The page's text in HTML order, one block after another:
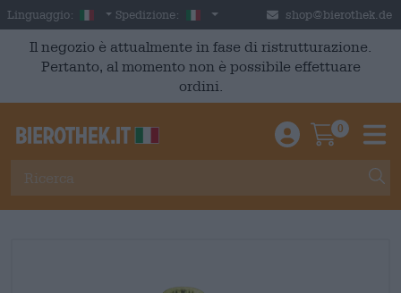
Skip to main content
Linguaggio: Italian
Spedizione: Italia shop@bierothek.de
Il negozio è attualmente in fase di ristrutturazione.
Pertanto, al momento non è possibile effettuare
ordini.
Einloggen /
0